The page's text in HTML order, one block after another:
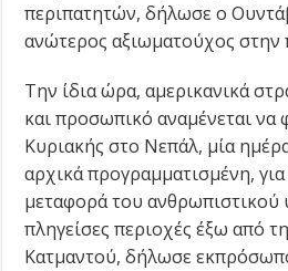
περιπατητών, δήλωσε ο
ανώτερος αξιωματούχος στην
Την ίδια ώρα, αμερικανικά
και προσωπικό αναμένεται να
Κυριακής στο Νεπάλ, μία
αρχικά προγραμματισμένη,
μεταφορά του ανθρωπιστικού
πληγείσες περιοχές έξω από
Κατμαντού, δήλωσε